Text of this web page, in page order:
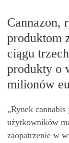
Cannazon,
produktom
ciągu
produkty o
milionów
„Rynek
użytkowników
zaopatrzenie w